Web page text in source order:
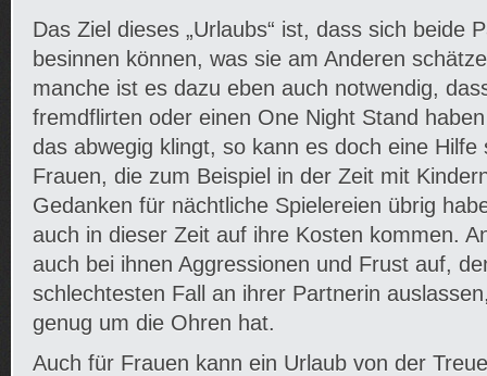
Das Ziel dieses „Urlaubs“ ist, dass sich beide
besinnen können, was sie am Anderen
manche ist es dazu eben auch notwendig,
fremdflirten oder einen One Night Stand
das abwegig klingt, so kann es doch eine
Frauen, die zum Beispiel in der Zeit mit
Gedanken für nächtliche Spielereien übrig
auch in dieser Zeit auf ihre Kosten kommen.
auch bei ihnen Aggressionen und Frust auf,
schlechtesten Fall an ihrer Partnerin
genug um die Ohren hat.
Auch für Frauen kann ein Urlaub von der